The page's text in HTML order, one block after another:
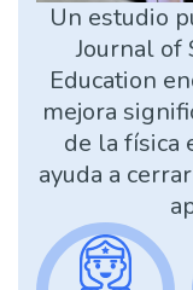
Un estudio
Journal of
Education
mejora
de la física
ayuda a